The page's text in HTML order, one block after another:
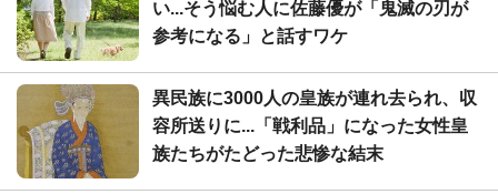
い...そう悩む人に佐藤優が「鬼滅の刃が
参考になる」と話すワケ
異民族に3000人の皇族が連れ去られ、収
容所送りに...「戦利品」になった女性皇
族たちがたどった悲惨な結末